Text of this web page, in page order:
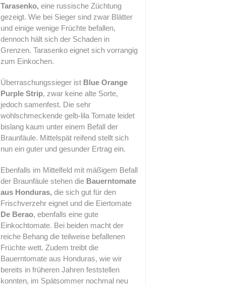
Tarasenko,eine russische Züchtung
gezeigt. Wie bei Sieger sind zwar Blätter
und einige wenige Früchte befallen,
dennoch hält sich der Schaden in
Grenzen. Tarasenko eignet sich vorrangig
zum Einkochen.
Überraschungssieger ist Blue Orange
Purple Strip, zwar keine alte Sorte,
jedoch samenfest. Die sehr
wohlschmeckende gelb-lila Tomate leidet
bislang kaum unter einem Befall der
Braunfäule. Mittelspät reifend stellt sich
nun ein guter und gesunder Ertrag ein.
Ebenfalls im Mittelfeld mit mäßigem Befall
der Braunfäule stehen die Bauerntomate
aus Honduras,die sich gut für den
Frischverzehr eignet und die Eiertomate
De Berao, ebenfalls eine gute
Einkochtomate. Bei beiden macht der
reiche Behang die teilweise befallenen
Früchte wett. Zudem treibt die
Bauerntomate aus Honduras, wie wir
bereits in früheren Jahren feststellen
konnten, im Spätsommer nochmal neu